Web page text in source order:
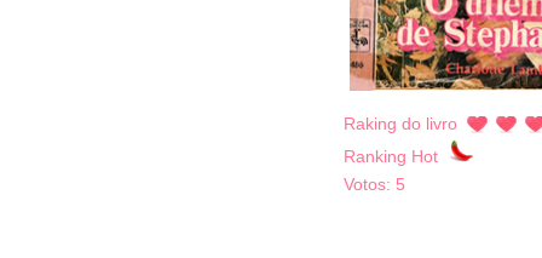
Raking do livro
Ranking Hot
Votos: 5